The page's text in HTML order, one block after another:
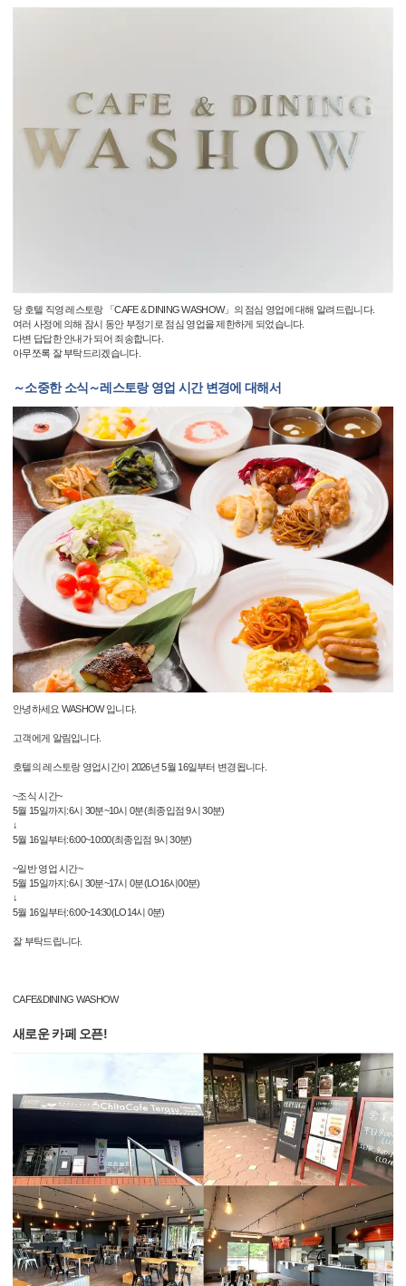
당 호텔 직영 레스토랑 「CAFE & DINING WASHOW」의 점심 영업에 대해 알려드립니다.
여러 사정에 의해 잠시 동안 부정기로 점심 영업을 제한하게 되었습니다.
다변 답답한 안내가 되어 죄송합니다.
아무쪼록 잘 부탁드리겠습니다.
～소중한 소식～레스토랑 영업 시간 변경에 대해서
안녕하세요 WASHOW 입니다.
고객에게 알림입니다.
호텔의 레스토랑 영업시간이 2026년 5월 16일부터 변경됩니다.
~조식 시간~
5월 15일까지:6시 30분~10시 0분(최종입점 9시 30분)
↓
5월 16일부터:6:00~10:00(최종입점 9시 30분)
~일반 영업 시간~
5월 15일까지:6시 30분~17시 0분(LO16시00분)
↓
5월 16일부터:6:00~14:30(LO14시 0분)
잘 부탁드립니다.
CAFE&DINING WASHOW
새로운 카페 오픈!